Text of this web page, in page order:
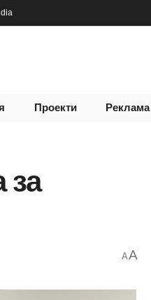
Проекти Реклама
за
AA